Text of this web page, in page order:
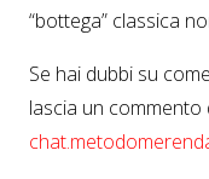
“bottega” classica
Se hai dubbi su
lascia un
chat